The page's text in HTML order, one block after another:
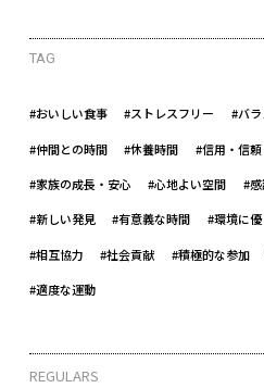
TAG
#おいしい食事 #ストレスフリー #バ
#仲間との時間 #休養時間 #信用・信頼
#家族の成長・安心 #心地よい空間 #
#新しい発見 #有意義な時間 #環境に
#相互協力 #社会貢献 #積極的な参加
#適度な運動
REGULARS